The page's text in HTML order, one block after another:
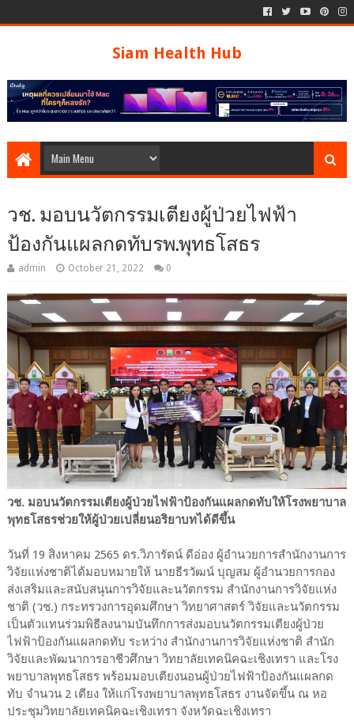
Siam Health Hub
วช. มอบนวัตกรรมเตียงผู้ป่วยไฟฟ้า
ป้องกันแผลกดทับรพ.พุทธโสธร
admin October 21, 2022 0
วช. มอบนวัตกรรมเตียงผู้ป่วยไฟฟ้าป้องกันแผลกดทับให้โรงพยาบาล
พุทธโสธรช่วยให้ผู้ป่วยเปลี่ยนอริยาบทได้ดีขึ้น
วันที่ 19 สิงหาคม 2565 ดร.วิภารัตน์ ดีอ่อง ผู้อำนวยการสำนักงานการ
วิจัยแห่งชาติได้มอบหมายให้ นายธีรวัฒน์ บุญสม ผู้อำนวยการกอง
ส่งเสริมและสนับสนุนการวิจัยและนวัตกรรม สำนักงานการวิจัยแห่ง
ชาติ (วช.) กระทรวงการอุดมศึกษา วิทยาศาสตร์ วิจัยและนวัตกรรม
เป็นตัวแทนร่วมพิธีลงนามบันทึกการส่งมอบนวัตกรรมเตียงผู้ป่วย
ไฟฟ้าป้องกันแผลกดทับ ระหว่าง สำนักงานการวิจัยแห่งชาติ สำนัก
วิจัยและพัฒนาการอาชีวศึกษา วิทยาลัยเทคนิคฉะเชิงเทรา และโรง
พยาบาลพุทธโสธร พร้อมมอบเตียงนอนผู้ป่วยไฟฟ้าป้องกันแผลกด
ทับ จำนวน 2 เตียง ให้แก่โรงพยาบาลพุทธโสธร งานจัดขึ้น ณ หอ
ประชุมวิทยาลัยเทคนิคฉะเชิงเทรา จังหวัดฉะเชิงเทรา